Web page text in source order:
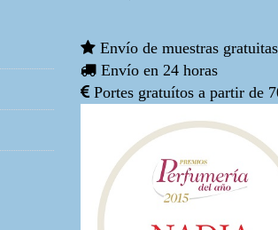
Envío de muestras gratuitas
Envío en 24 horas
Portes gratuítos a partir de